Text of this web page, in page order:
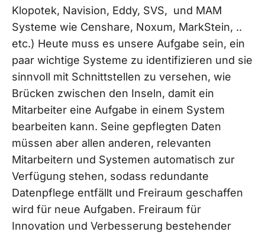
Klopotek, Navision, Eddy, SVS, und MAM
Systeme wie Censhare, Noxum, MarkStein, ..
etc.) Heute muss es unsere Aufgabe sein, ein
paar wichtige Systeme zu identifizieren und sie
sinnvoll mit Schnittstellen zu versehen, wie
Brücken zwischen den Inseln, damit ein
Mitarbeiter eine Aufgabe in einem System
bearbeiten kann. Seine gepflegten Daten
müssen aber allen anderen, relevanten
Mitarbeitern und Systemen automatisch zur
Verfügung stehen, sodass redundante
Datenpflege entfällt und Freiraum geschaffen
wird für neue Aufgaben. Freiraum für
Innovation und Verbesserung bestehender